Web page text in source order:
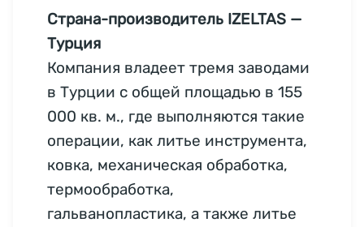
Страна-производитель IZELTAS —
Турция
Компания владеет тремя заводами
в Турции с общей площадью в 155
000 кв. м., где выполняются такие
операции, как литье инструмента,
ковка, механическая обработка,
термообработка,
гальванопластика, а также литье